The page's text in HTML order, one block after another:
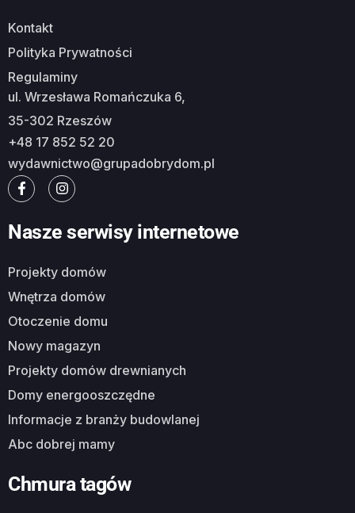
Kontakt
Polityka Prywatności
Regulaminy
ul. Wrzesława Romańczuka 6,
35-302 Rzeszów
+48 17 852 52 20
wydawnictwo@grupadobrydom.pl
Nasze serwisy internetowe
Projekty domów
Wnętrza domów
Otoczenie domu
Nowy magazyn
Projekty domów drewnianych
Domy energooszczędne
Informacje z branży budowlanej
Abc dobrej mamy
Chmura tagów